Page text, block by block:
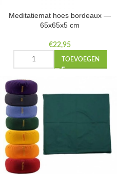
Meditatiemat hoes bordeaux —
65x65x5 cm
€22,95
TOEVOEGEN